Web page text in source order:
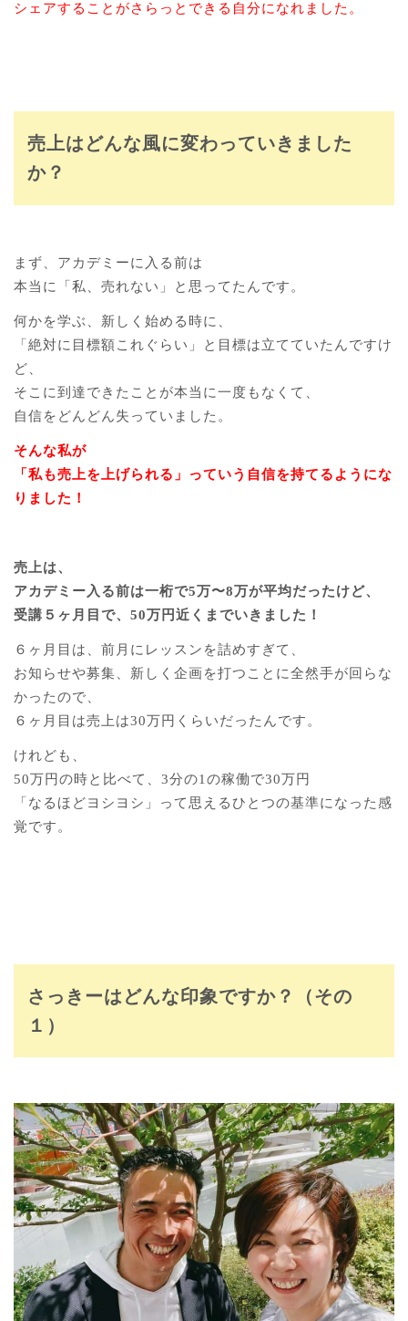
シェアすることがさらっとできる自分になれました。
売上はどんな風に変わっていきました
か？
まず、アカデミーに入る前は
本当に「私、売れない」と思ってたんです。
何かを学ぶ、新しく始める時に、
「絶対に目標額これぐらい」と目標は立てていたんですけ
ど、
そこに到達できたことが本当に一度もなくて、
自信をどんどん失っていました。
そんな私が
「私も売上を上げられる」っていう自信を持てるようにな
りました！
売上は、
アカデミー入る前は一桁で5万〜8万が平均だったけど、
受講５ヶ月目で、50万円近くまでいきました！
６ヶ月目は、前月にレッスンを詰めすぎて、
お知らせや募集、新しく企画を打つことに全然手が回らな
かったので、
６ヶ月目は売上は30万円くらいだったんです。
けれども、
50万円の時と比べて、3分の1の稼働で30万円
「なるほどヨシヨシ」って思えるひとつの基準になった感
覚です。
さっきーはどんな印象ですか？（その
１）